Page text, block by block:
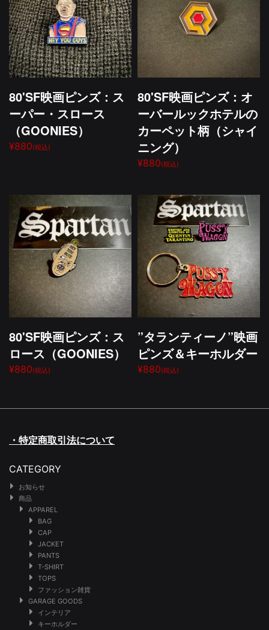
80'SF映画ピンズ：ス
ーパー・スロース
（GOONIES）
¥880(税込)
80'SF映画ピンズ：オ
ーバールックホテルの
カーペット柄（シャイ
ニング）
¥880(税込)
80'SF映画ピンズ：ス
ロース（GOONIES）
¥880(税込)
”タランティーノ”映画
ピンズ＆キーホルダー
¥880(税込)
・特定商取引法について
CATEGORY
お知らせ
商品
APPAREL
BAG
CAP
JACKET
PANTS
T-SHIRT
TOPS
ファッション雑貨
GARAGE GOODS
インテリア
キーホルダー